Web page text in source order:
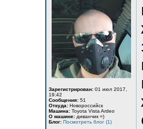
Зарегистрирован: 01 июл 2017,
19:42
Сообщения: 51
Откуда: Новороссийск
Машина: Toyota Vista Ardeo
О машине: диванчик =)
Блог: Посмотреть блог (1)